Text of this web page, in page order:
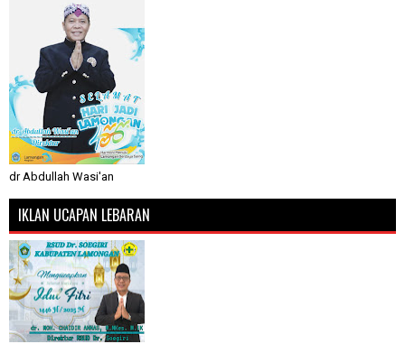
dr Abdullah Wasi'an
IKLAN UCAPAN LEBARAN